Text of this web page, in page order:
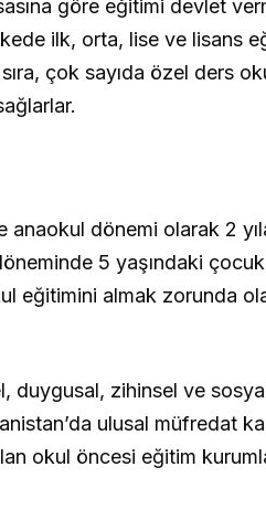
göre eğitimi devlet
ilk, orta, lise ve lisans
çok sayıda özel ders
dönemi olarak 2
5 yaşındaki
eğitimini almak zorunda
duygusal, zihinsel ve
ulusal müfredat
okul öncesi eğitim